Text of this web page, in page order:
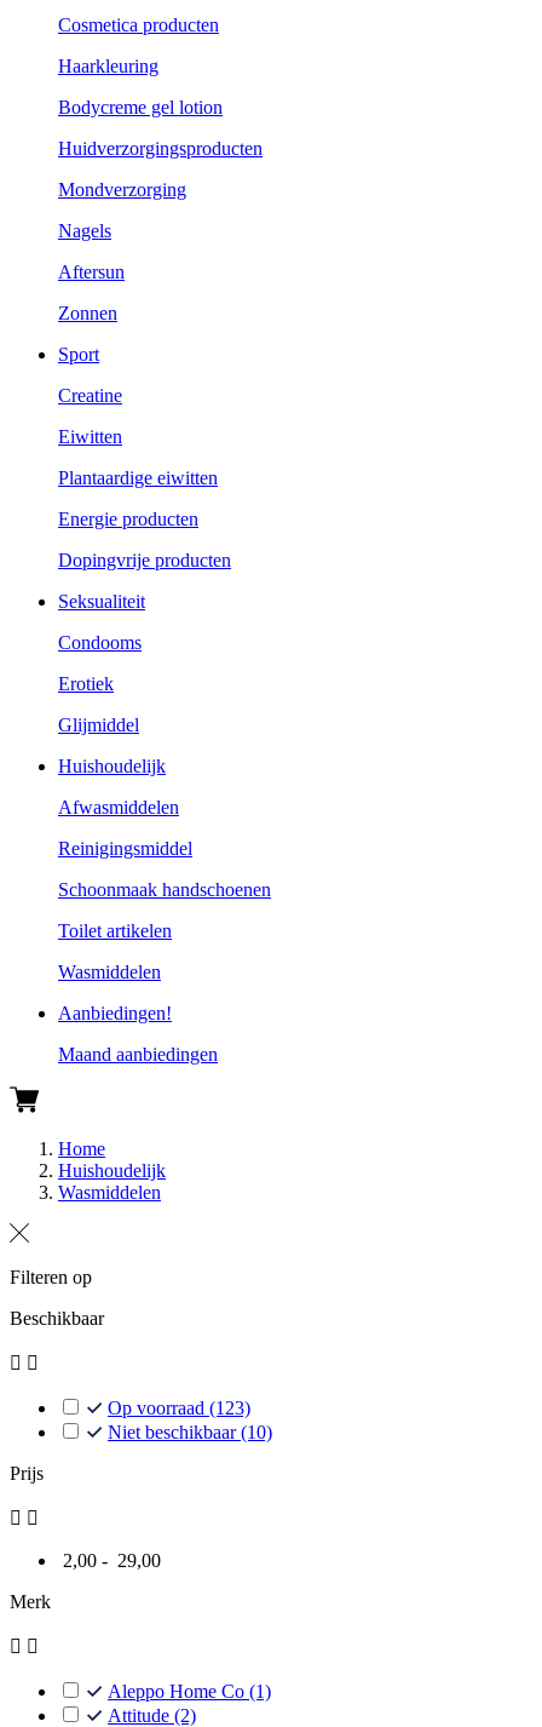
Cosmetica producten
Haarkleuring
Bodycreme gel lotion
Huidverzorgingsproducten
Mondverzorging
Nagels
Aftersun
Zonnen
Sport
Creatine
Eiwitten
Plantaardige eiwitten
Energie producten
Dopingvrije producten
Seksualiteit
Condooms
Erotiek
Glijmiddel
Huishoudelijk
Afwasmiddelen
Reinigingsmiddel
Schoonmaak handschoenen
Toilet artikelen
Wasmiddelen
Aanbiedingen!
Maand aanbiedingen
Home
Huishoudelijk
Wasmiddelen
Filteren op
Beschikbaar
 
Op voorraad (123)
Niet beschikbaar(10)
Prijs
 
2,00 - 29,00
Merk
 
Aleppo Home Co (1)
Attitude (2)